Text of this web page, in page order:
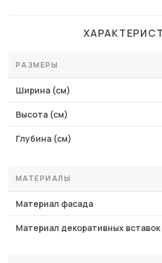
РАЗМЕРЫ
Ширина (см)
Высота (см)
Глубина (см)
МАТЕРИАЛЫ
Материал фасада
Материал декоративных вставок